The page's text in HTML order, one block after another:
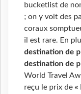
bucketlist de
; on y voit des
coraux
il est rare. En
destination de
destination de
World Travel
reçu le prix de «